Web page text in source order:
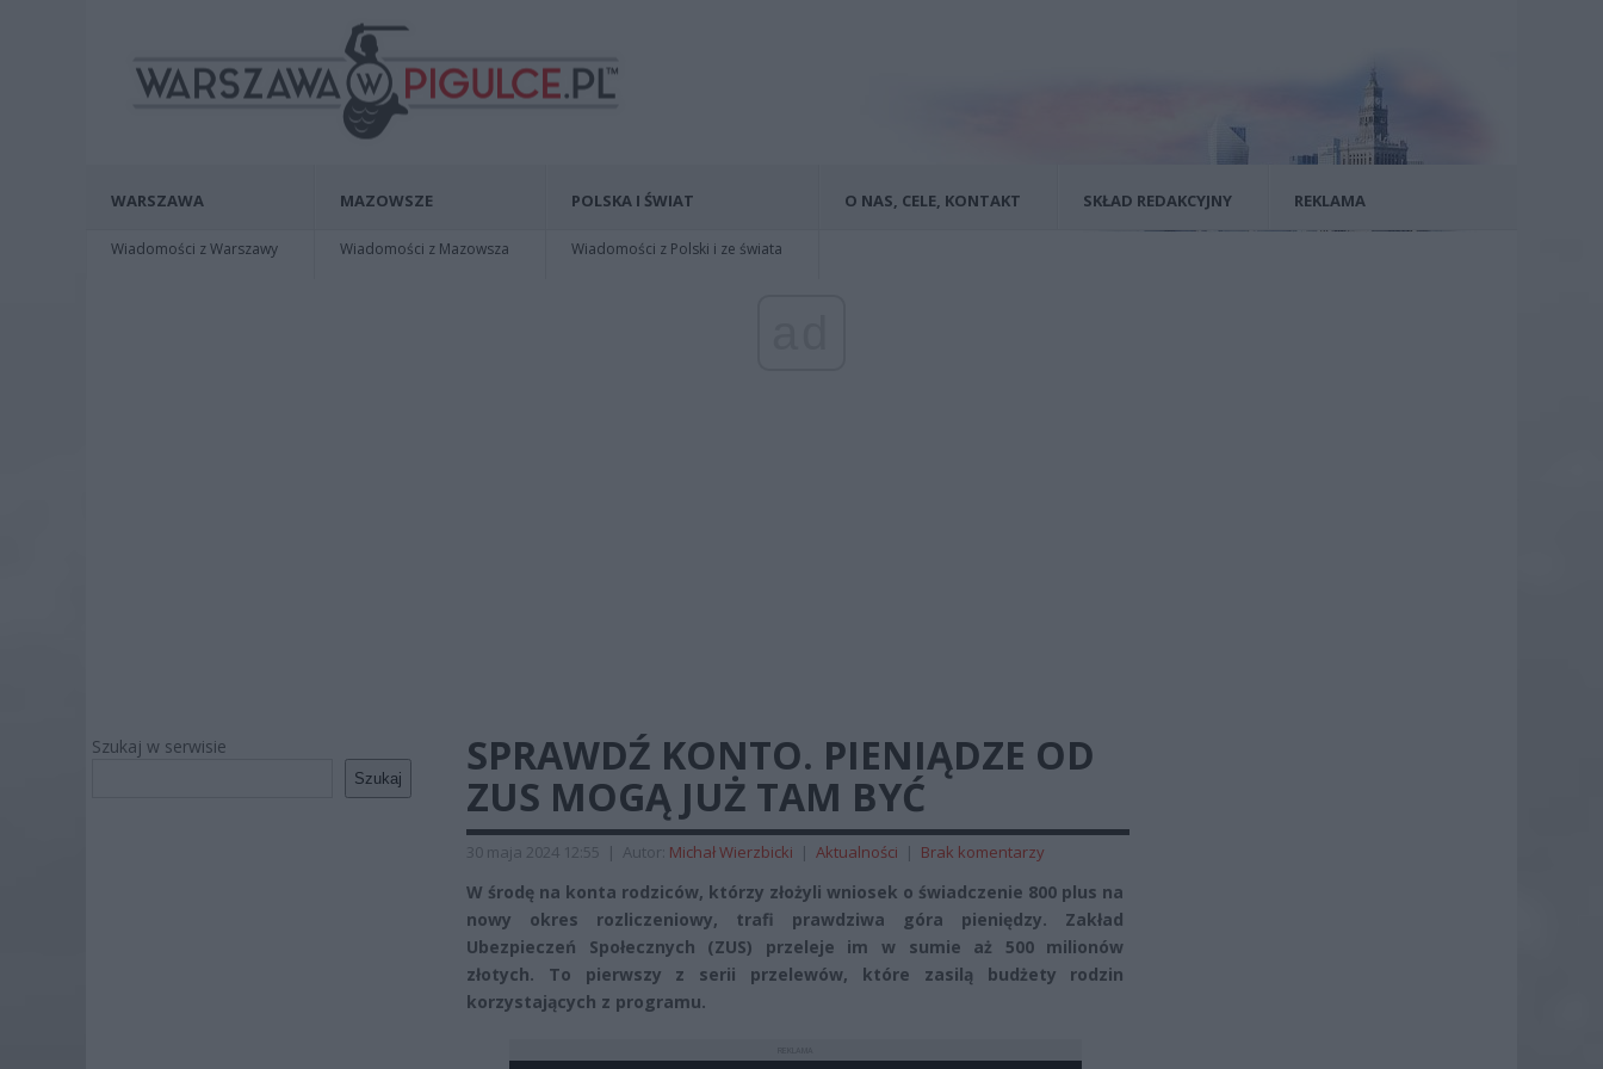
WARSZAWA
Wiadomości z Warszawy
MAZOWSZE
Wiadomości z Mazowsza
POLSKA I ŚWIAT
Wiadomości z Polski i ze świata
O NAS, CELE, KONTAKT SKŁAD REDAKCYJNY REKLAMA
Szukaj w serwisie
Szukaj
SPRAWDŹ KONTO. PIENIĄDZE OD
ZUS MOGĄ JUŻ TAM BYĆ
30 maja 2024 12:55 | Autor: Michał Wierzbicki | Aktualności | Brak komentarzy
W środę na konta rodziców, którzy złożyli wniosek o świadczenie 800 plus na
nowy okres rozliczeniowy, trafi prawdziwa góra pieniędzy. Zakład
Ubezpieczeń Społecznych (ZUS) przeleje im w sumie aż 500 milionów
złotych. To pierwszy z serii przelewów, które zasilą budżety rodzin
korzystających z programu.